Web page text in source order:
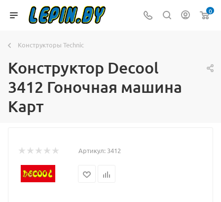
0
Конструкторы Technic
Конструктор Decool
3412 Гоночная машина
Карт
Артикул: 3412